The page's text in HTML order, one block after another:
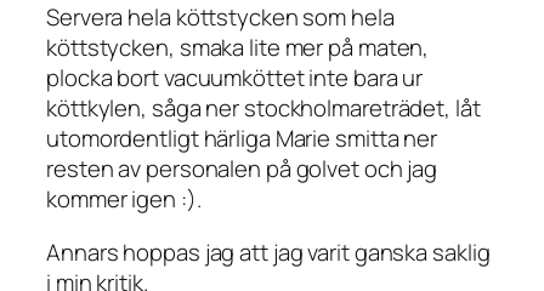
Servera hela köttstycken som hela
köttstycken, smaka lite mer på maten,
plocka bort vacuumköttet inte bara ur
köttkylen, såga ner stockholmareträdet, låt
utomordentligt härliga Marie smitta ner
resten av personalen på golvet och jag
kommer igen :).
Annars hoppas jag att jag varit ganska saklig
i min kritik.